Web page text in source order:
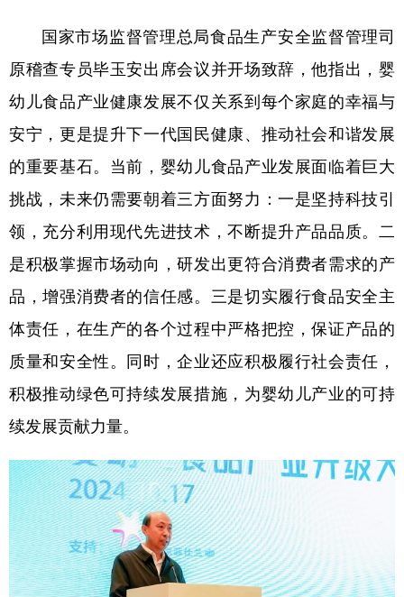
国家市场监督管理总局食品生产安全监督管理司
原稽查专员毕玉安出席会议并开场致辞，他指出，婴
幼儿食品产业健康发展不仅关系到每个家庭的幸福与
安宁，更是提升下一代国民健康、推动社会和谐发展
的重要基石。当前，婴幼儿食品产业发展面临着巨大
挑战，未来仍需要朝着三方面努力：一是坚持科技引
领，充分利用现代先进技术，不断提升产品品质。二
是积极掌握市场动向，研发出更符合消费者需求的产
品，增强消费者的信任感。三是切实履行食品安全主
体责任，在生产的各个过程中严格把控，保证产品的
质量和安全性。同时，企业还应积极履行社会责任，
积极推动绿色可持续发展措施，为婴幼儿产业的可持
续发展贡献力量。